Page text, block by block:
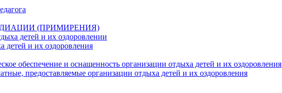
(ПРИМИРЕНИЯ)
детей и их оздоровлении
детей и их оздоровления
обеспечение и оснащенность организации отдыха детей и их оздоровления
предоставляемые организации отдыха детей и их оздоровления